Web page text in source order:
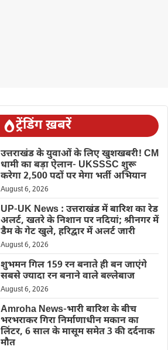
ट्रेंडिंग ख़बरें
उत्तराखंड के युवाओं के लिए खुशखबरी! CM
धामी का बड़ा ऐलान- UKSSSC शुरू
करेगा 2,500 पदों पर मेगा भर्ती अभियान
August 6, 2026
UP-UK News : उत्तराखंड में बारिश का रेड
अलर्ट, खतरे के निशान पर नदियां; श्रीनगर में
डैम के गेट खुले, हरिद्वार में अलर्ट जारी
August 6, 2026
शुभमन गिल 159 रन बनाते ही बन जाएंगे
सबसे ज्यादा रन बनाने वाले बल्लेबाज
August 6, 2026
Amroha News-भारी बारिश के बीच
भरभराकर गिरा निर्माणाधीन मकान का
लिंटर, 6 साल के मासूम समेत 3 की दर्दनाक
मौत